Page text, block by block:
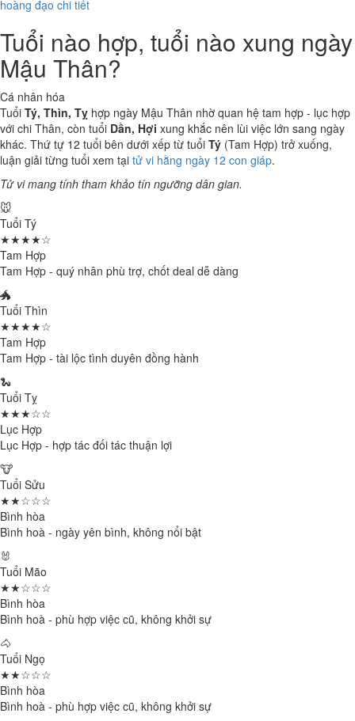
hoàng đạo chi tiết
Tuổi nào hợp, tuổi nào xung ngày
Mậu Thân?
Cá nhân hóa
Tuổi Tý, Thìn, Tỵ hợp ngày Mậu Thân nhờ quan hệ tam hợp - lục hợp
với chi Thân, còn tuổi Dần, Hợi xung khắc nên lùi việc lớn sang ngày
khác. Thứ tự 12 tuổi bên dưới xếp từ tuổi Tý (Tam Hợp) trở xuống,
luận giải từng tuổi xem tại tử vi hằng ngày 12 con giáp.
Tử vi mang tính tham khảo tín ngưỡng dân gian.
🐭
Tuổi Tý
★★★★☆
Tam Hợp
Tam Hợp - quý nhân phù trợ, chốt deal dễ dàng
🐲
Tuổi Thìn
★★★★☆
Tam Hợp
Tam Hợp - tài lộc tình duyên đồng hành
🐍
Tuổi Tỵ
★★★☆☆
Lục Hợp
Lục Hợp - hợp tác đối tác thuận lợi
🐮
Tuổi Sửu
★★☆☆☆
Bình hòa
Bình hoà - ngày yên bình, không nổi bật
🐰
Tuổi Mão
★★☆☆☆
Bình hòa
Bình hoà - phù hợp việc cũ, không khởi sự
🐴
Tuổi Ngọ
★★☆☆☆
Bình hòa
Bình hoà - phù hợp việc cũ, không khởi sự